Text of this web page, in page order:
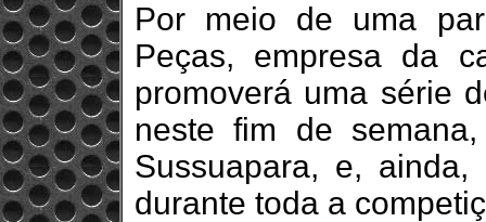
Por meio de uma
Peças, empresa da
promoverá uma série
neste fim de
Sussuapara, e,
durante toda a